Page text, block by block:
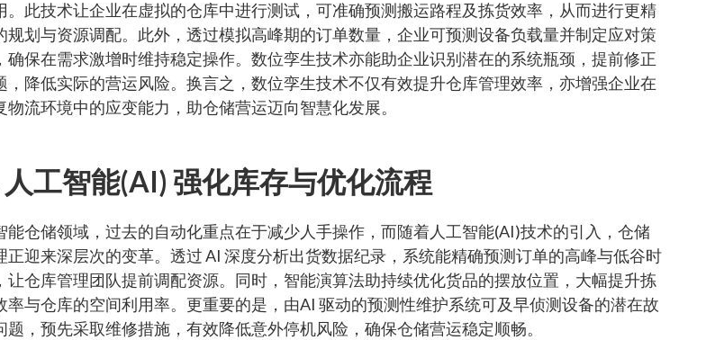
。此技术让企业在虚拟的仓库中进行测试，可准确预测搬运路程及拣货效率，从而进行更精
规划与资源调配。此外，透过模拟高峰期的订单数量，企业可预测设备负载量并制定应对策
确保在需求激增时维持稳定操作。数位孪生技术亦能助企业识别潜在的系统瓶颈，提前修正
，降低实际的营运风险。换言之，数位孪生技术不仅有效提升仓库管理效率，亦增强企业在
物流环境中的应变能力，助仓储营运迈向智慧化发展。
人工智能(AI) 强化库存与优化流程
能仓储领域，过去的自动化重点在于减少人手操作，而随着人工智能(AI)技术的引入，仓储
正迎来深层次的变革。透过 AI 深度分析出货数据纪录，系统能精确预测订单的高峰与低谷时
让仓库管理团队提前调配资源。同时，智能演算法助持续优化货品的摆放位置，大幅提升拣
率与仓库的空间利用率。更重要的是，由AI 驱动的预测性维护系统可及早侦测设备的潜在故
题，预先采取维修措施，有效降低意外停机风险，确保仓储营运稳定顺畅。